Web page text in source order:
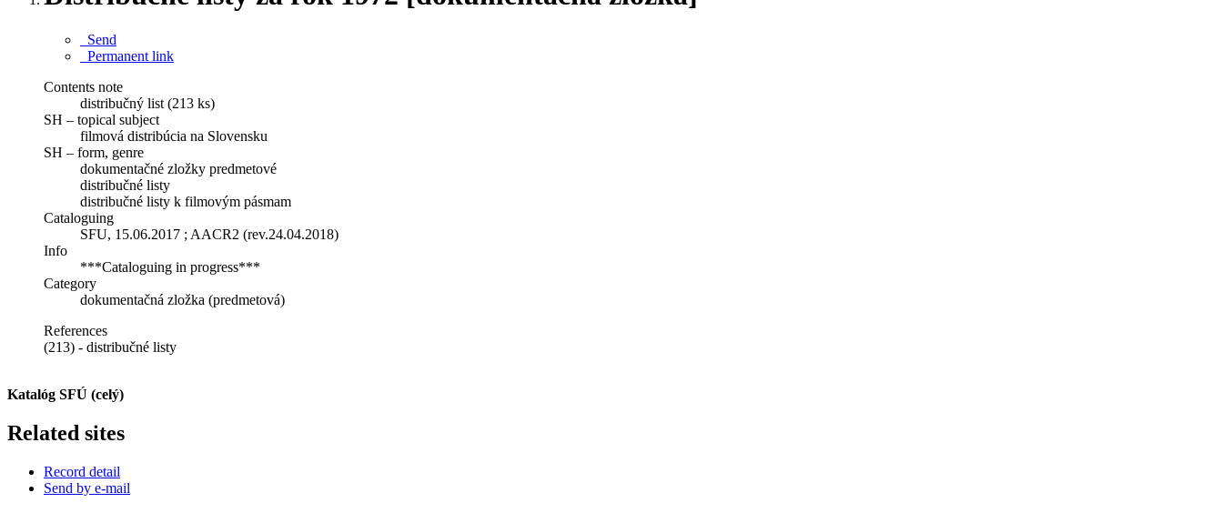
Send
Permanent link
Contents note
distribučný list (213 ks)
SH – topical subject
filmová distribúcia na Slovensku
SH – form, genre
dokumentačné zložky predmetové
distribučné listy
distribučné listy k filmovým pásmam
Cataloguing
SFU, 15.06.2017 ; AACR2 (rev.24.04.2018)
Info
***Cataloguing in progress***
Category
dokumentačná zložka (predmetová)
References
(213) - distribučné listy
Katalóg SFÚ (celý)
Related sites
Record detail
Send by e-mail